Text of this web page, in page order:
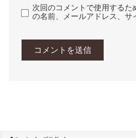
次回のコメントで使用するた
の名前、メールアドレス、サ